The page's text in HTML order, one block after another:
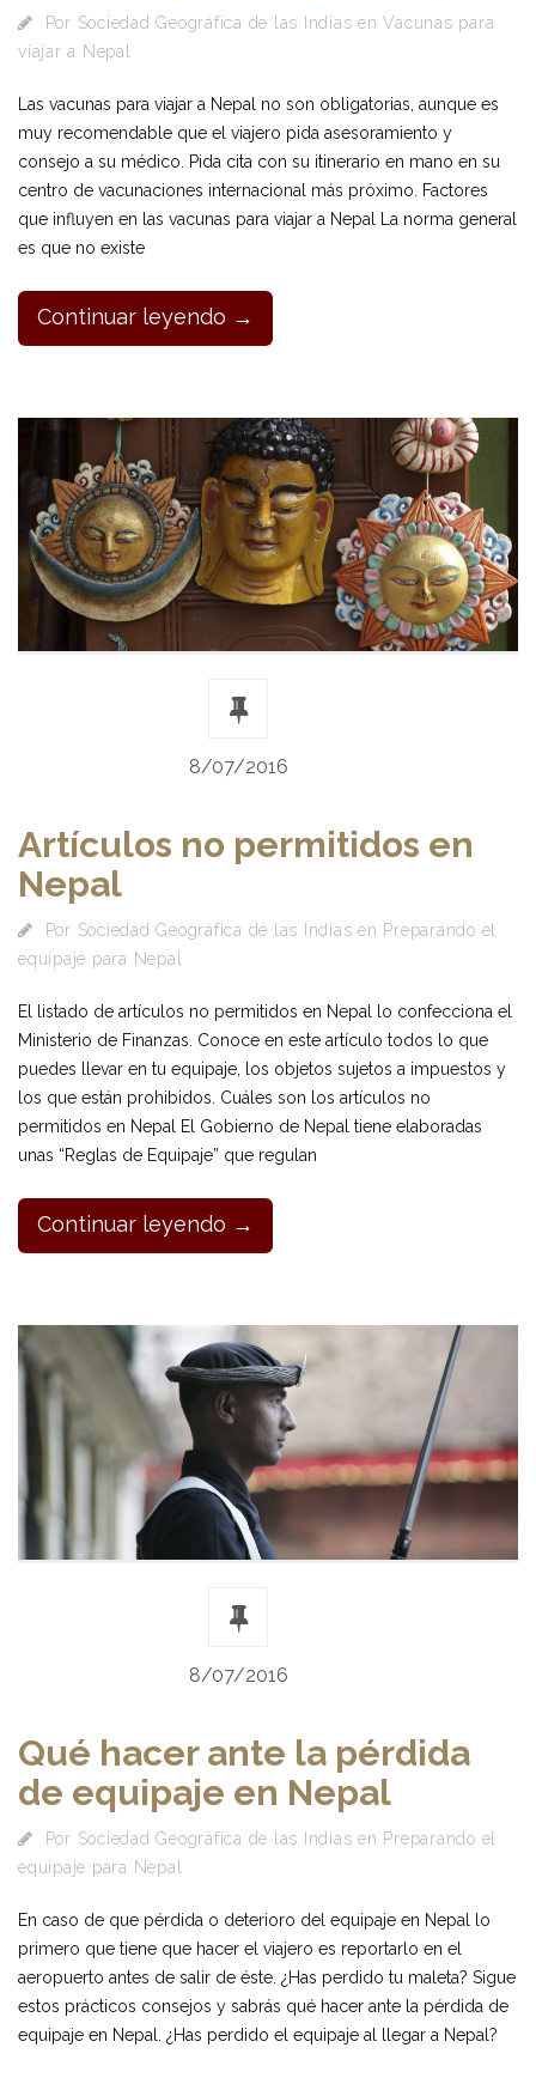
Por Sociedad Geográfica de las Indias enVacunas para
viajar a Nepal
Las vacunas para viajar a Nepal no son obligatorias, aunque es
muy recomendable que el viajero pida asesoramiento y
consejo a su médico. Pida cita con su itinerario en mano en su
centro de vacunaciones internacional más próximo. Factores
que influyen en las vacunas para viajar a Nepal La norma general
es que no existe
Continuar leyendo →
8/07/2016
Artículos no permitidos en
Nepal
Por Sociedad Geográfica de las Indias en Preparando el
equipaje para Nepal
El listado de artículos no permitidos en Nepal lo confecciona el
Ministerio de Finanzas. Conoce en este artículo todos lo que
puedes llevar en tu equipaje, los objetos sujetos a impuestos y
los que están prohibidos. Cuáles son los artículos no
permitidos en Nepal El Gobierno de Nepal tiene elaboradas
unas “Reglas de Equipaje” que regulan
Continuar leyendo →
8/07/2016
Qué hacer ante la pérdida
de equipaje en Nepal
Por Sociedad Geográfica de las Indias en Preparando el
equipaje para Nepal
En caso de que pérdida o deterioro del equipaje en Nepal lo
primero que tiene que hacer el viajero es reportarlo en el
aeropuerto antes de salir de éste. ¿Has perdido tu maleta? Sigue
estos prácticos consejos y sabrás qué hacer ante la pérdida de
equipaje en Nepal. ¿Has perdido el equipaje al llegar a Nepal?